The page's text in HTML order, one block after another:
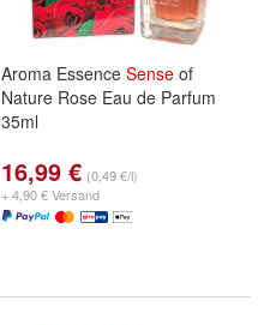
Aroma Essence Sense of
Nature Rose Eau de Parfum
35ml
16,99 € (0,49 €/l)
+ 4,90 € Versand